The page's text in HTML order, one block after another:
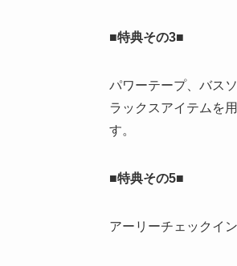
■特典その3■
パワーテープ、バス
ラックスアイテムを
す。
■特典その5■
アーリーチェックイ